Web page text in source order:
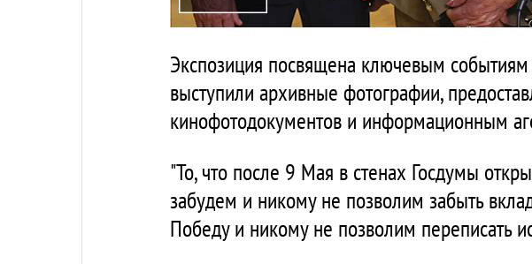
Экспозиция посвящена ключевым
выступили архивные фотографии,
кинофотодокументов и информационным
"То, что после 9 Мая в стенах Госдумы
забудем и никому не позволим забыть
Победу и никому не позволим переписать